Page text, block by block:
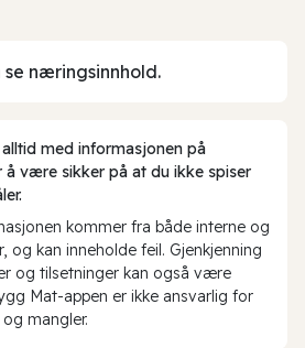
se næringsinnhold.
med informasjonen på
være sikker på at du ikke spiser
kommer fra både interne og
og kan inneholde feil. Gjenkjenning
og tilsetninger kan også være
Mat-appen er ikke ansvarlig for
mangler.